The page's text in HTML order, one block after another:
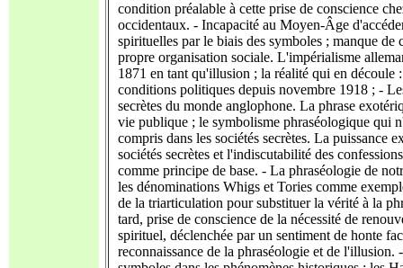
condition préalable à cette prise de conscience
occidentaux. - Incapacité au Moyen-Âge
spirituelles par le biais des symboles ; manque de
propre organisation sociale. L'impérialisme
1871 en tant qu'illusion ; la réalité qui en découle
conditions politiques depuis novembre 1918 ; -
secrètes du monde anglophone. La phrase
vie publique ; le symbolisme phraséologique qui
compris dans les sociétés secrètes. La puissance
sociétés secrètes et l'indiscutabilité des
comme principe de base. - La phraséologie de
les dénominations Whigs et Tories comme
de la triarticulation pour substituer la vérité à la
tard, prise de conscience de la nécessité de
spirituel, déclenchée par un sentiment de honte
reconnaissance de la phraséologie et de l'illusion.